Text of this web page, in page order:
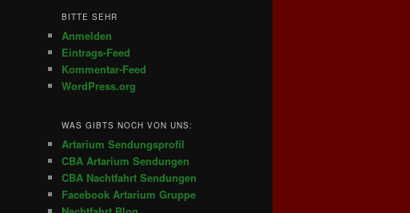
BITTE SEHR
Anmelden
Eintrags-Feed
Kommentar-Feed
WordPress.org
WAS GIBTS NOCH VON UNS:
Artarium Sendungsprofil
CBA Artarium Sendungen
CBA Nachtfahrt Sendungen
Facebook Artarium Gruppe